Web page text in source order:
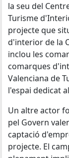
la seu del
Turisme
projecte que
d'interior de la
inclou les
comarques
Valenciana de
l'espai dedicat
Un altre actor
pel Govern
captació
projecte. El